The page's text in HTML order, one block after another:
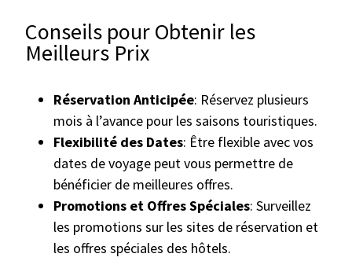
Conseils pour Obtenir les
Meilleurs Prix
Réservation Anticipée: Réservez plusieurs
mois à l’avance pour les saisons touristiques.
Flexibilité des Dates: Être flexible avec vos
dates de voyage peut vous permettre de
bénéficier de meilleures offres.
Promotions et Offres Spéciales: Surveillez
les promotions sur les sites de réservation et
les offres spéciales des hôtels.